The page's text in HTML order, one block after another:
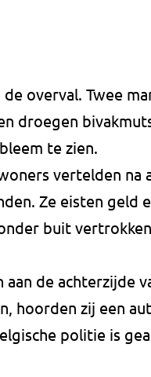
overval. Twee
droegen
te zien.
vertelden na
Ze eisten geld
buit
aan de achterzijde
hoorden zij een
politie is